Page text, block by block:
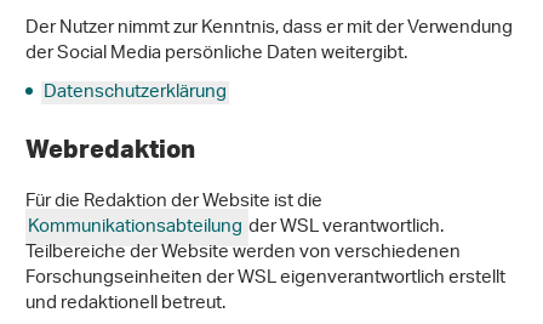
Der Nutzer nimmt zur Kenntnis, dass er mit der Verwendung
der Social Media persönliche Daten weitergibt.
Datenschutzerklärung
Webredaktion
Für die Redaktion der Website ist die
Kommunikationsabteilungder WSL verantwortlich.
Teilbereiche der Website werden von verschiedenen
Forschungseinheiten der WSL eigenverantwortlich erstellt
und redaktionell betreut.